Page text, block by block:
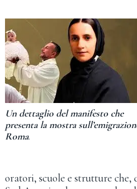
Un dettaglio del manifesto che
presenta la mostra
Roma.
oratori, scuole e strutture che,